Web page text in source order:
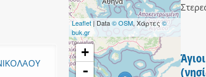
ΝΙΚΟΛΑΟΥ filter
Leaflet | Data© OSM, Χάρτες©
buk.gr
+
-